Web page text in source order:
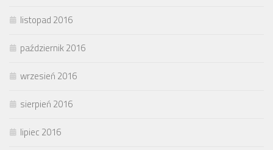
listopad 2016
październik 2016
wrzesień 2016
sierpień 2016
lipiec 2016